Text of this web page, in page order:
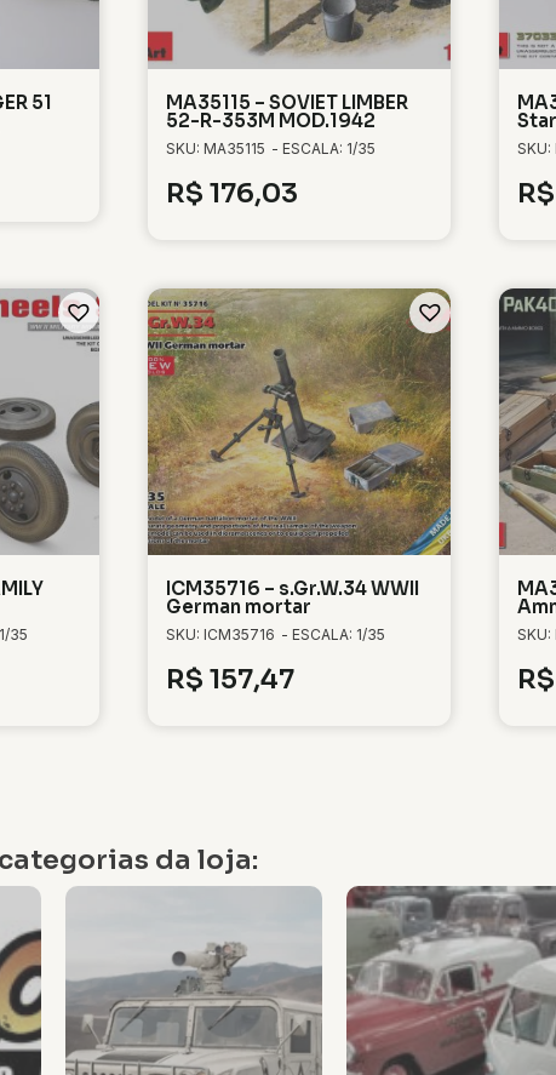
51 MA35115 – SOVIET LIMBER
52-R-353M MOD.1942
SKU: MA35115 - ESCALA: 1/35
R$ 176,03 R$
35
ICM35716 – s.Gr.W.34 WWII
German mortar
SKU: ICM35716 - ESCALA: 1/35
R$ 157,47 R$
da loja: